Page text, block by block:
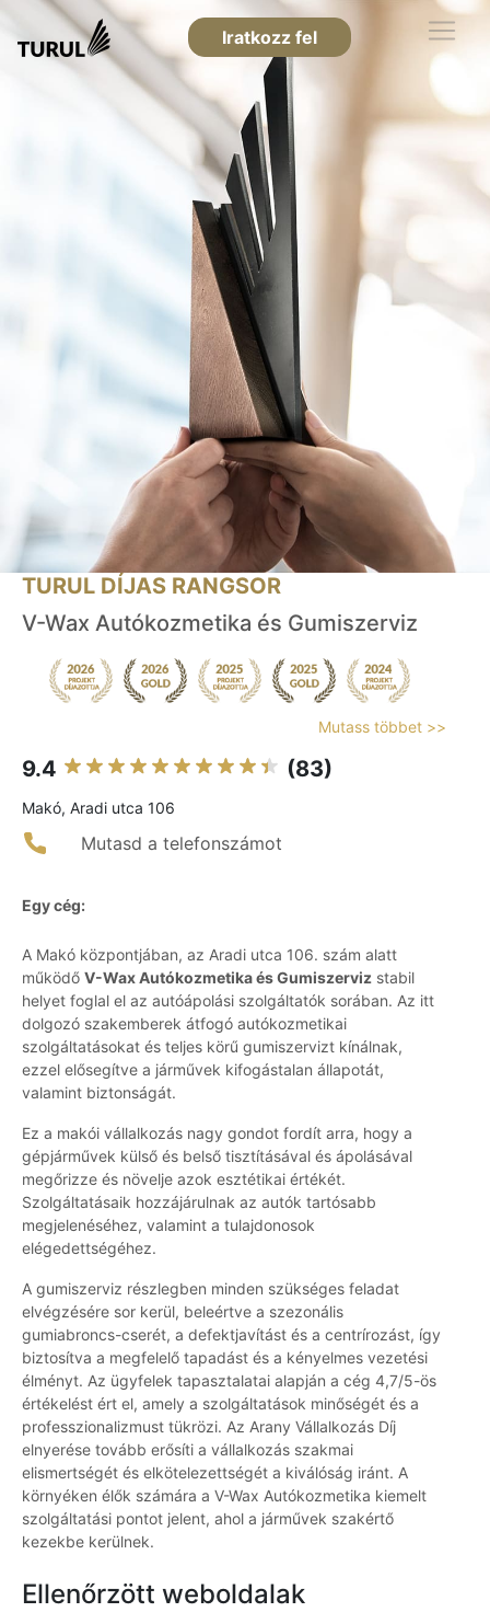
Iratkozz fel
TURUL DÍJAS RANGSOR
V-Wax Autókozmetika és Gumiszerviz
Mutass többet >>
9.4 (83)
Makó, Aradi utca 106
Mutasd a telefonszámot
Egy cég:
A Makó központjában, az Aradi utca 106. szám alatt
működő V-Wax Autókozmetika és Gumiszerviz stabil
helyet foglal el az autóápolási szolgáltatók sorában. Az itt
dolgozó szakemberek átfogó autókozmetikai
szolgáltatásokat és teljes körű gumiszervizt kínálnak,
ezzel elősegítve a járművek kifogástalan állapotát,
valamint biztonságát.
Ez a makói vállalkozás nagy gondot fordít arra, hogy a
gépjárművek külső és belső tisztításával és ápolásával
megőrizze és növelje azok esztétikai értékét.
Szolgáltatásaik hozzájárulnak az autók tartósabb
megjelenéséhez, valamint a tulajdonosok
elégedettségéhez.
A gumiszerviz részlegben minden szükséges feladat
elvégzésére sor kerül, beleértve a szezonális
gumiabroncs-cserét, a defektjavítást és a centrírozást, így
biztosítva a megfelelő tapadást és a kényelmes vezetési
élményt. Az ügyfelek tapasztalatai alapján a cég 4,7/5-ös
értékelést ért el, amely a szolgáltatások minőségét és a
professzionalizmust tükrözi. Az Arany Vállalkozás Díj
elnyerése tovább erősíti a vállalkozás szakmai
elismertségét és elkötelezettségét a kiválóság iránt. A
környéken élők számára a V-Wax Autókozmetika kiemelt
szolgáltatási pontot jelent, ahol a járművek szakértő
kezekbe kerülnek.
Ellenőrzött weboldalak